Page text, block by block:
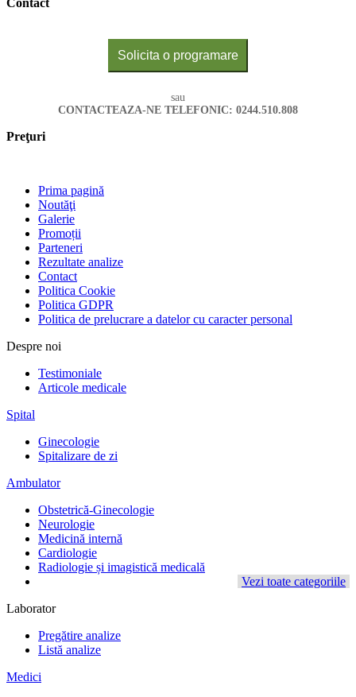
Solicita o programare
sau
CONTACTEAZA-NE TELEFONIC: 0244.510.808
Preţuri
Prima pagină
Noutăţi
Galerie
Promoții
Parteneri
Rezultate analize
Contact
Politica Cookie
Politica GDPR
Politica de prelucrare a datelor cu caracter personal
Despre noi
Testimoniale
Articole medicale
Spital
Ginecologie
Spitalizare de zi
Ambulator
Obstetrică-Ginecologie
Neurologie
Medicină internă
Cardiologie
Radiologie și imagistică medicală
Vezi toate categoriile
Laborator
Pregătire analize
Listă analize
Medici